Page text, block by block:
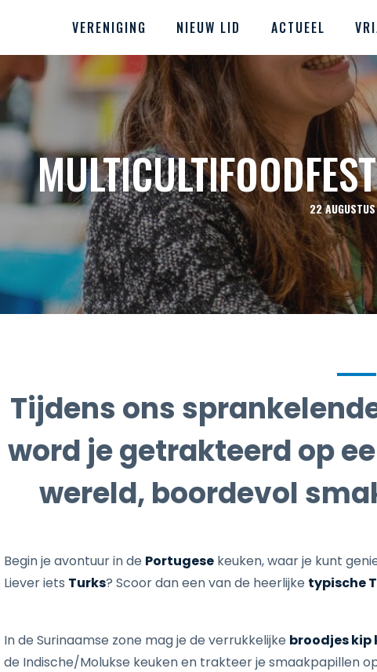
VERENIGING NIEUW LID ACTUEEL
22
Tijdens ons
word je getrakteerd op
wereld, boordevol
Begin je avontuur in de Portugese keuken, waar je kunt
Liever iets Turks? Scoor dan een van de heerlijke typische
In de Surinaamse zone mag je de verrukkelijke broodjes kip
de Indische/Molukse keuken en trakteer je smaakpapillen